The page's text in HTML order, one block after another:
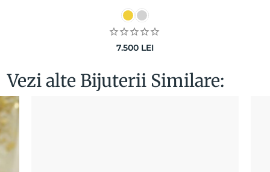
7.500 LEI
Vezi alte Bijuterii Similare: